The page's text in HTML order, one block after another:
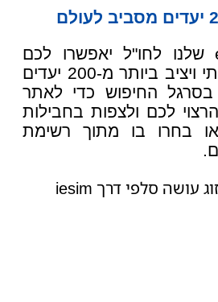
שלנו לחו"ל יאפשרו לכם
לגלוש באופן איכותי ויציב ביותר מ-200 יעדים
החיפוש כדי לאתר
לכם ולצפות בחבילות
בחרו בו מתוך רשימת